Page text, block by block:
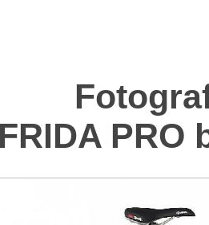
FRIDA PRO